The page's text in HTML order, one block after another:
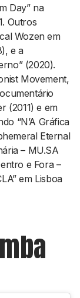
Day” na
Outros
Wozen em
e a
(2020).
Movement,
(2011) e em
“N’A Gráfica
Eternal
– MU.SA
e Fora –
em Lisboa